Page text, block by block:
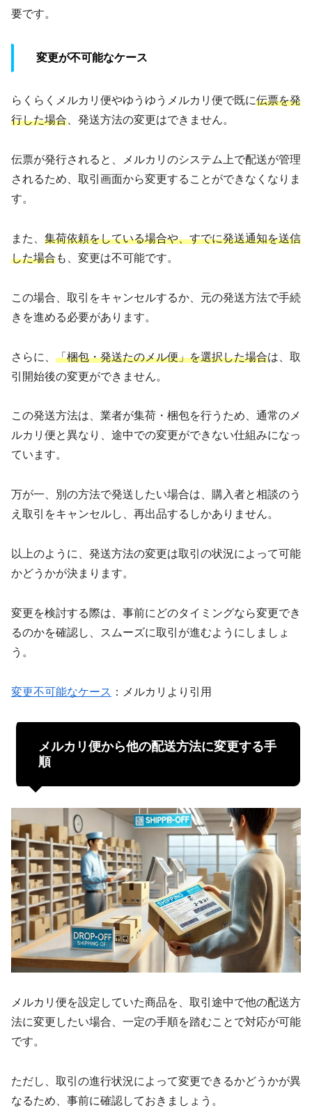
要です。
変更が不可能なケース
らくらくメルカリ便やゆうゆうメルカリ便で既に伝票を発
行した場合 、発送方法の変更はできません。
伝票が発行されると、メルカリのシステム上で配送が管理
されるため、取引画面から変更することができなくなりま
す。
また、 集荷依頼をしている場合や、すでに発送通知を送信
した場合も、変更は不可能です。
この場合、取引をキャンセルするか、元の発送方法で手続
きを進める必要があります。
さらに、 「梱包・発送たのメル便」を選択した場合は、取
引開始後の変更ができません。
この発送方法は、業者が集荷・梱包を行うため、通常のメ
ルカリ便と異なり、途中での変更ができない仕組みになっ
ています。
万が一、別の方法で発送したい場合は、購入者と相談のう
え取引をキャンセルし、再出品するしかありません。
以上のように、発送方法の変更は取引の状況によって可能
かどうかが決まります。
変更を検討する際は、事前にどのタイミングなら変更でき
るのかを確認し、スムーズに取引が進むようにしましょ
う。
変更不可能なケース ：メルカリより引用
メルカリ便から他の配送方法に変更する手
順
メルカリ便を設定していた商品を、取引途中で他の配送方
法に変更したい場合、一定の手順を踏むことで対応が可能
です。
ただし、取引の進行状況によって変更できるかどうかが異
なるため、事前に確認しておきましょう。